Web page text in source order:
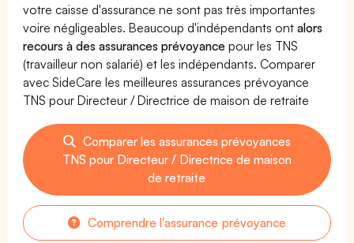
votre caisse d'assurance ne sont pas très importantes
voire négligeables. Beaucoup d'indépendants ontalors
recours à des assurances prévoyance pour les TNS
(travailleur non salarié) et les indépendants. Comparer
avec SideCare les meilleures assurances prévoyance
TNS pour Directeur / Directrice de maison de retraite
Comparer les assurances prévoyances
TNS pour Directeur / Directrice de maison
de retraite
Comprendre l'assurance prévoyance